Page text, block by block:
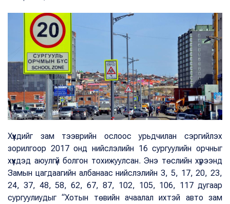
Хүүхдийг зам тээврийн ослоос урьдчилан сэргийлэх
зорилгоор 2017 онд нийслэлийн 16 сургуулийн орчныг
хүүхдэд аюулгүй болгон тохижуулсан. Энэ төслийн хүрээнд
Замын цагдаагийн албанаас нийслэлийн 3, 5, 17, 20, 23,
24, 37, 48, 58, 62, 67, 87, 102, 105, 106, 117 дугаар
сургуулиудыг “Хотын төвийн ачаалал ихтэй авто зам